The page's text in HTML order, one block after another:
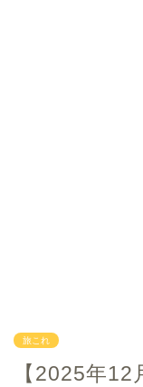
旅これ
【2025年